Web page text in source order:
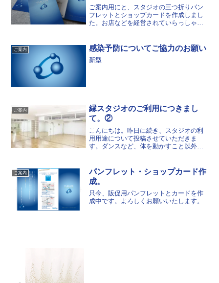
ご案内用にと、スタジオの三つ折りパン
フレットとショップカードを作成しまし
た。お店などを経営されていらっしゃる
ご案内 感染予防についてご協力のお願い
新型
ご案内
縁スタジオのご利用につきまし
て。②
こんにちは。昨日に続き、スタジオの利
用用途について投稿させていただきま
す。ダンスなど、体を動かすこと以外
の音響機器は、CDはもちろん、AUXやラ
イン入力、Bluetoo...
ご案内
パンフレット・ショップカード作
成。
只今、販促用パンフレットとカードを作
成中です。よろしくお願いいたします。